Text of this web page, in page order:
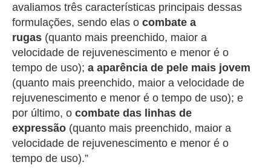
avaliamos três características principais dessas
formulações, sendo elas o combate a
rugas (quanto mais preenchido, maior a
velocidade de rejuvenescimento e menor é o
tempo de uso); a aparência de pele mais jovem
(quanto mais preenchido, maior a velocidade de
rejuvenescimento e menor é o tempo de uso); e
por último, o combate das linhas de
expressão (quanto mais preenchido, maior a
velocidade de rejuvenescimento e menor é o
tempo de uso).”